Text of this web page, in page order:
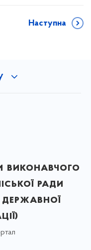
Наступна
виконавчого
ради
державної